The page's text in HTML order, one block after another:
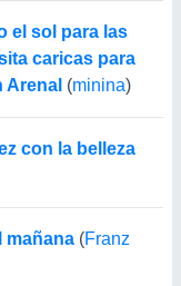
el sol para las
caricas para
(minina)
con la belleza
mañana (Franz